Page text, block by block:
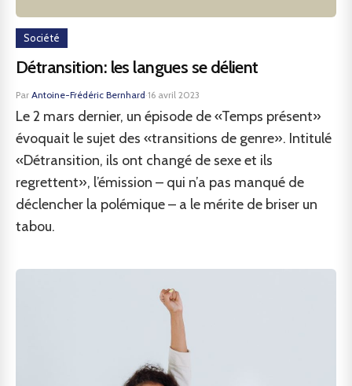
Société
Détransition: les langues se délient
Par Antoine-Frédéric Bernhard·16 avril 2023
Le 2 mars dernier, un épisode de «Temps présent»
évoquait le sujet des «transitions de genre». Intitulé
«Détransition, ils ont changé de sexe et ils
regrettent», l’émission – qui n’a pas manqué de
déclencher la polémique – a le mérite de briser un
tabou.